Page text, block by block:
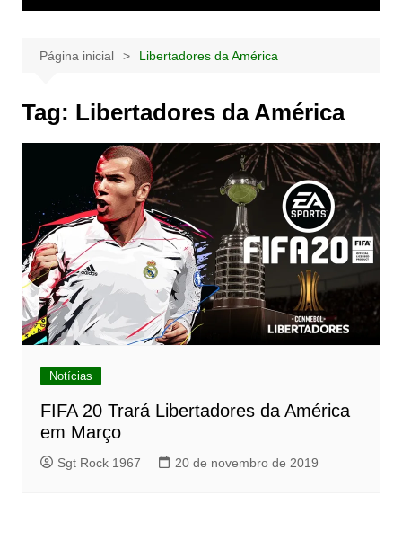
Página inicial Libertadores da América
Tag: Libertadores da América
Notícias
FIFA 20 Trará Libertadores da América
em Março
Sgt Rock 1967 20 de novembro de 2019